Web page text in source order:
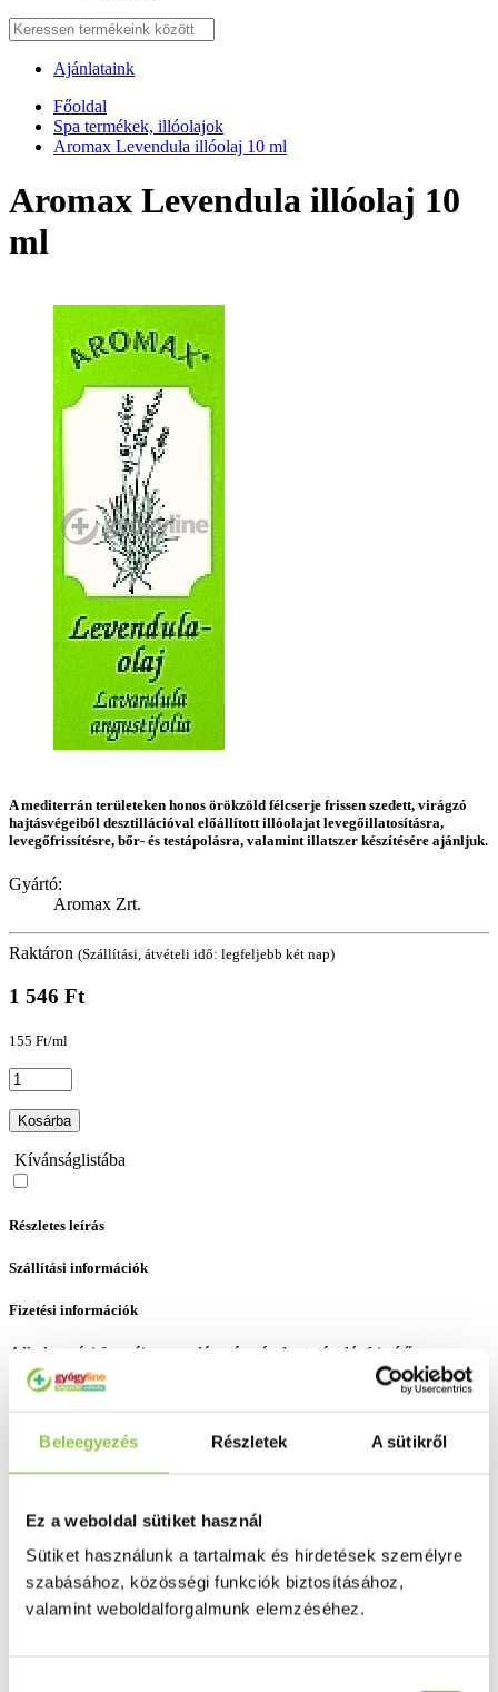
Beleegyezés Részletek A sütikről
Ez a weboldal sütiket használ
Sütiket használunk a tartalmak és hirdetések személyre
szabásához, közösségi funkciók biztosításához,
valamint weboldalforgalmunk elemzéséhez.
Ajánlataink
Főoldal
Spa termékek, illóolajok
Aromax Levendula illóolaj 10 ml
Aromax Levendula illóolaj 10
ml
A mediterrán területeken honos örökzöld félcserje frissen szedett, virágzó
hajtásvégeiből desztillációval előállított illóolajat levegőillatosításra,
levegőfrissítésre, bőr- és testápolásra, valamint illatszer készítésére ajánljuk.
Gyártó:
Aromax Zrt.
Raktáron (Szállítási, átvételi idő: legfeljebb két nap)
1 546 Ft
155 Ft/ml
Kosárba
Kívánságlistába
Részletes leírás
Szállítási információk
Fizetési információk
Alkalmazási formái: aromalámpás párologtatás, légfrissítő spray,
aromafürdő, masszázs, bőrápoló kozmetikai készítmény
Ingyenes szállítás 18 000 Ft felett
Valós gyógyszertári háttér
Folyamatos akciók
Ezek is érdekelhetik Önt